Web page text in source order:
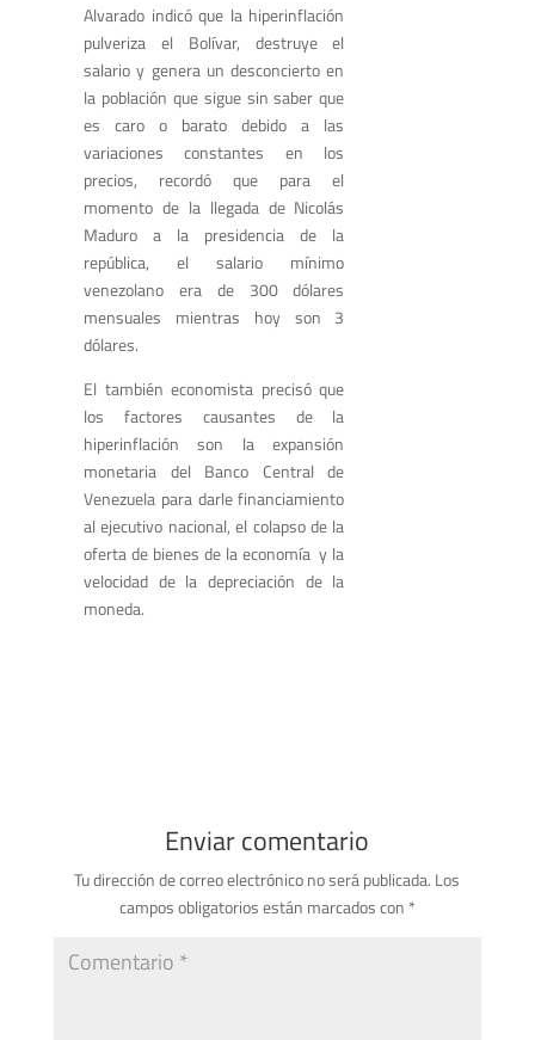
Alvarado indicó que la hiperinflación
pulveriza el Bolívar, destruye el
salario y genera un desconcierto en
la población que sigue sin saber que
es caro o barato debido a las
variaciones constantes en los
precios, recordó que para el
momento de la llegada de Nicolás
Maduro a la presidencia de la
república, el salario mínimo
venezolano era de 300 dólares
mensuales mientras hoy son 3
dólares.
El también economista precisó que
los factores causantes de la
hiperinflación son la expansión
monetaria del Banco Central de
Venezuela para darle financiamiento
al ejecutivo nacional, el colapso de la
oferta de bienes de la economía y la
velocidad de la depreciación de la
moneda.
Enviar comentario
Tu dirección de correo electrónico no será publicada. Los
campos obligatorios están marcados con *